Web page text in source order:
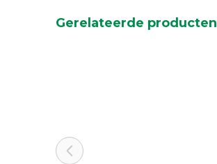
Gerelateerde producten